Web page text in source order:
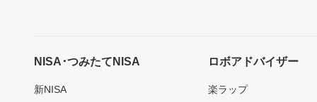
NISA･つみたてNISA
新NISA
ロボアドバイザー
楽ラップ